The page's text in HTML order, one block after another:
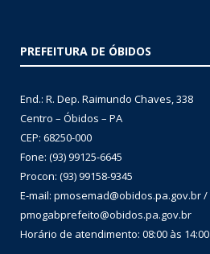
PREFEITURA DE ÓBIDOS
End.: R. Dep. Raimundo Chaves, 338
Centro – Óbidos – PA
CEP: 68250-000
Fone: (93) 99125-6645
Procon: (93) 99158-9345
E-mail: pmosemad@obidos.pa.gov.br /
pmogabprefeito@obidos.pa.gov.br
Horário de atendimento: 08:00 às 14:00